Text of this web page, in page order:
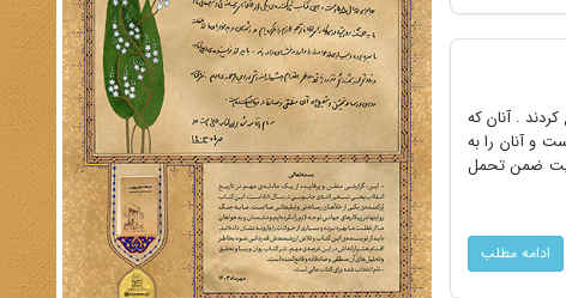
. آنان که
و آنان را به
ضمن تحمل
ادامه مطلب